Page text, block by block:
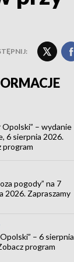
Opolski” – wydanie
6 sierpnia 2026.
program
pogody” na 7
2026. Zapraszamy
– 6 sierpnia
program